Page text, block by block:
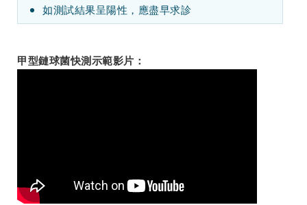
如測試結果呈陽性，應盡早求診
甲型鏈球菌快測示範影片：